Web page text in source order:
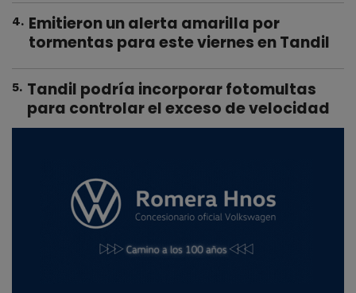
4. Emitieron un alerta amarilla por
tormentas para este viernes en Tandil
5. Tandil podría incorporar fotomultas
para controlar el exceso de velocidad